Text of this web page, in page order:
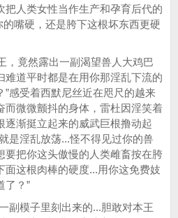
把人类女性当作生产和孕育后代的
嘴硬，还是胯下这根坏东西更硬
，竟然露出一副渴望兽人大鸡巴
难道平时都是在用你那淫乱下流的
感受着西默尼丝近在咫尺的越来
而微微颤抖的身体，雷杜因淫笑着
逐渐挺立起来的威武巨根撸动起
是淫乱放荡...怪不得见过你的兽
要把你这头傲慢的人类雌畜按在胯
面这根肉棒的硬度...用你这免费妓
了？”
副模子里刻出来的...胆敢对本王